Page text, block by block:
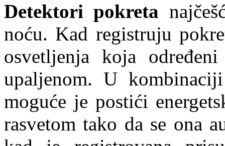
Detektori pokreta
noću. Kad registruju
osvetljenja koja
upaljenom. U
moguće je postići
rasvetom tako da se ona